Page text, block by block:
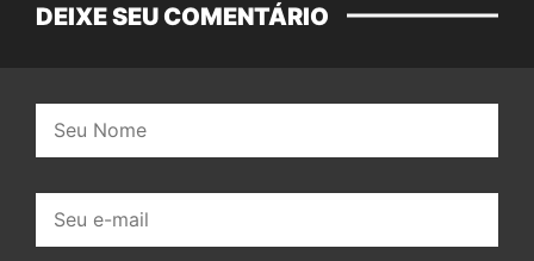
DEIXE SEU COMENTÁRIO
mail: